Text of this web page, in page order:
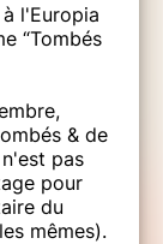
l'Europia
“Tombés
& de
pas
pour
du
mêmes).